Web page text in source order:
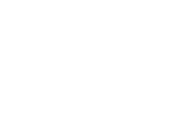
elérése és megszerzése céljából. Egy
el új érdeklődőket. Ehhez nincs más
őket, hogy másokkal is
egy kedvezményt mind az új ügyfél
is részesítheted őket. Ez nem csak az
újra vásároljon tőled.
médián